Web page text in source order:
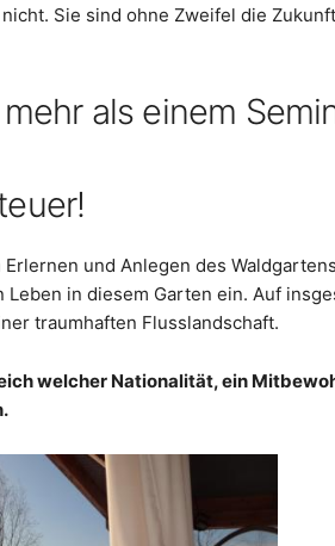
Sie sind ohne Zweifel die
als einem
und Anlegen des
Leben in diesem Garten ein. Auf
traumhaften Flusslandschaft.
welcher Nationalität, ein